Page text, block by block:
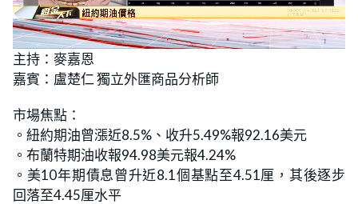
U
n
m
u
t
e
L
o
e
d
7
%
主持：麥嘉恩
嘉賓：盧楚仁 獨立外匯商品分析師
市場焦點：
。紐約期油曾漲近8.5%、收升5.49%報92.16美元
。布蘭特期油收報94.98美元報4.24%
。美10年期債息曾升近8.1個基點至4.51厘，其後逐步
回落至4.45厘水平